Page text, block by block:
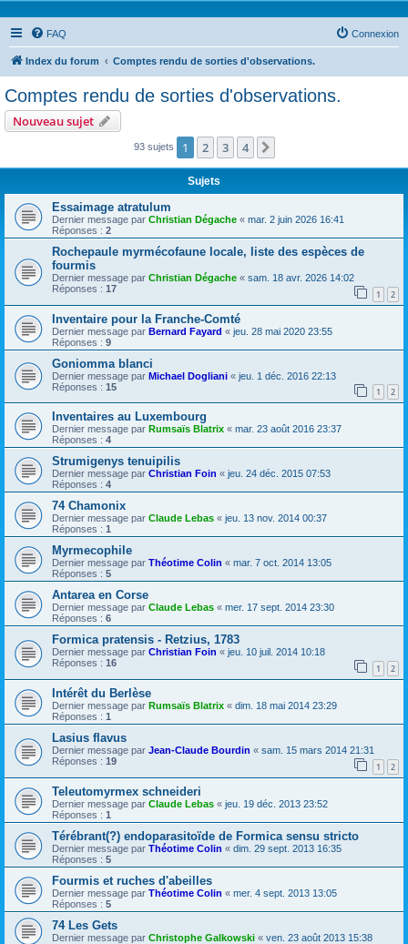
FAQ Connexion
Index du forum Comptes rendu de sorties d'observations.
Comptes rendu de sorties d'observations.
Nouveau sujet
93 sujets 1 2 3 4
Sujets
Essaimage atratulum
Dernier message par Christian Dégache « mar. 2 juin 2026 16:41
Réponses : 2
Rochepaule myrmécofaune locale, liste des espèces de
fourmis
Dernier message par Christian Dégache « sam. 18 avr. 2026 14:02
Réponses : 17 1 2
Inventaire pour la Franche-Comté
Dernier message par Bernard Fayard « jeu. 28 mai 2020 23:55
Réponses : 9
Goniomma blanci
Dernier message par Michael Dogliani « jeu. 1 déc. 2016 22:13
Réponses : 15 1 2
Inventaires au Luxembourg
Dernier message par Rumsaïs Blatrix « mar. 23 août 2016 23:37
Réponses : 4
Strumigenys tenuipilis
Dernier message par Christian Foin « jeu. 24 déc. 2015 07:53
Réponses : 4
74 Chamonix
Dernier message par Claude Lebas « jeu. 13 nov. 2014 00:37
Réponses : 1
Myrmecophile
Dernier message par Théotime Colin « mar. 7 oct. 2014 13:05
Réponses : 5
Antarea en Corse
Dernier message par Claude Lebas « mer. 17 sept. 2014 23:30
Réponses : 6
Formica pratensis - Retzius, 1783
Dernier message par Christian Foin « jeu. 10 juil. 2014 10:18
Réponses : 16 1 2
Intérêt du Berlèse
Dernier message par Rumsaïs Blatrix « dim. 18 mai 2014 23:29
Réponses : 1
Lasius flavus
Dernier message par Jean-Claude Bourdin « sam. 15 mars 2014 21:31
Réponses : 19 1 2
Teleutomyrmex schneideri
Dernier message par Claude Lebas « jeu. 19 déc. 2013 23:52
Réponses : 1
Térébrant(?) endoparasitoïde de Formica sensu stricto
Dernier message par Théotime Colin « dim. 29 sept. 2013 16:35
Réponses : 5
Fourmis et ruches d'abeilles
Dernier message par Théotime Colin « mer. 4 sept. 2013 13:05
Réponses : 5
74 Les Gets
Dernier message par Christophe Galkowski « ven. 23 août 2013 15:38